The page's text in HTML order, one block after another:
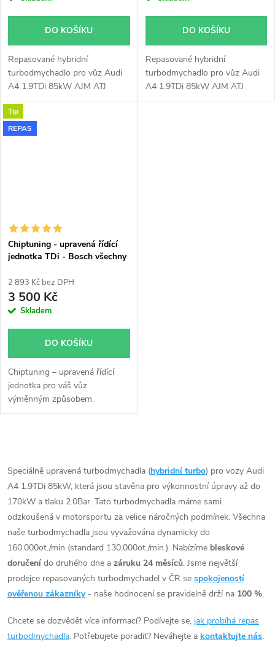
DO KOŠÍKU
Repasované hybridní
turbodmychadlo pro vůz Audi
A4 1.9TDi 85kW AJM ATJ
GT1752V s velkým sáním.
DO KOŠÍKU
Repasované hybridní
turbodmychadlo pro vůz Audi
A4 1.9TDi 85kW AJM ATJ
GT1752V v originálním obalu.
Tip
REPAS
Chiptuning - upravená řídící
jednotka TDi - Bosch všechny
2 893 Kč bez DPH
3 500 Kč
Skladem
DO KOŠÍKU
Chiptuning – upravená řídící
jednotka pro váš vůz
výměnným způsobem.
v
l
á
d
a
c
í
p
Speciálně upravená turbodmychadla (hybridní turbo) pro vozy Audi
A4 1.9TDi 85kW, která jsou stavěna pro výkonnostní úpravy až do
170kW a tlaku 2.0Bar. Tato turbodmychadla máme sami
odzkoušená v motorsportu za velice náročných podmínek. Všechna
naše turbodmychadla jsou vyvažována dynamicky do
160.000ot./min (standard 130.000ot./min.). Nabízíme bleskové
doručení do druhého dne a záruku 24 měsíců. Jsme největší
prodejce repasovaných turbodmychadel v ČR se spokojeností
ověřenou zákazníky - naše hodnocení se pravidelně drží na 100 %.
Chcete se dozvědět více informací? Podívejte se, jak probíhá repas
turbodmychadla. Potřebujete poradit? Neváhejte a kontaktujte nás.